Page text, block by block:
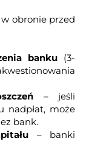
obronie przed
banku (3-
– jeśli
nadpłat, może
bank.
– banki